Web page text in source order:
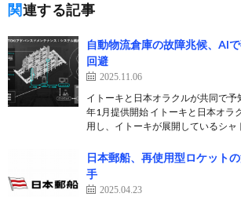
関連する記事
自動物流倉庫の故障兆候、AI
回避
2025.11.06
イトーキと日本オラクルが共同で
年1月提供開始 イトーキと日本オラ
用し、イトーキが展開しているシ
日本郵船、再使用型ロケット
手
2025.04.23